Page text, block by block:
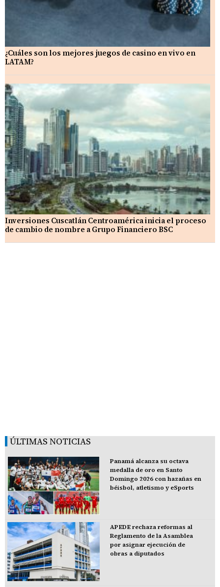
¿Cuáles son los mejores juegos de casino en vivo en
LATAM?
Inversiones Cuscatlán Centroamérica inicia el proceso
de cambio de nombre a Grupo Financiero BSC
ÚLTIMAS NOTICIAS
Panamá alcanza su octava
medalla de oro en Santo
Domingo 2026 con hazañas en
béisbol, atletismo y eSports
APEDE rechaza reformas al
Reglamento de la Asamblea
por asignar ejecución de
obras a diputados